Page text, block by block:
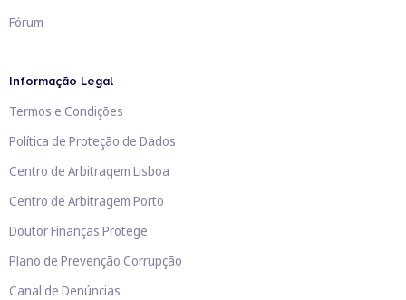
Fórum
Informação Legal
Termos e Condições
Política de Proteção de Dados
Centro de Arbitragem Lisboa
Centro de Arbitragem Porto
Doutor Finanças Protege
Plano de Prevenção Corrupção
Canal de Denúncias